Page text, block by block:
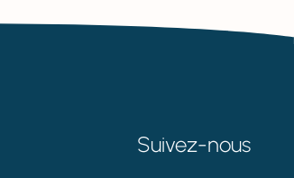
Suivez-nous